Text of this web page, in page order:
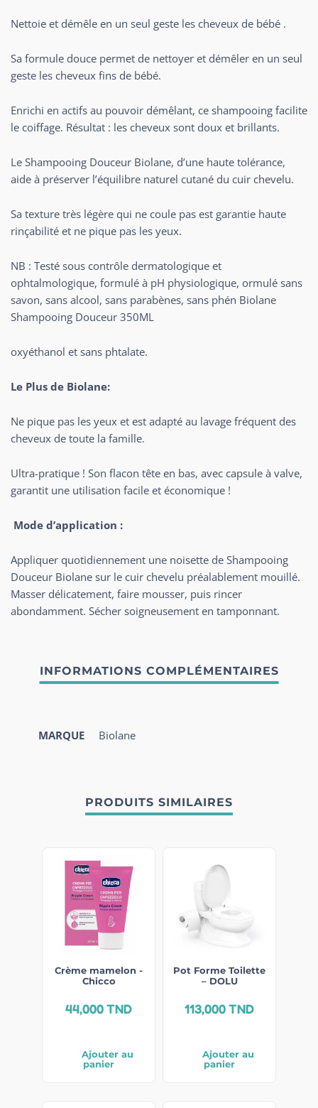
Nettoie et démêle en un seul geste les cheveux de bébé .
Sa formule douce permet de nettoyer et démêler en un seul
geste les cheveux fins de bébé.
Enrichi en actifs au pouvoir démêlant, ce shampooing facilite
le coiffage. Résultat : les cheveux sont doux et brillants.
Le Shampooing Douceur Biolane, d’une haute tolérance,
aide à préserver l’équilibre naturel cutané du cuir chevelu.
Sa texture très légère qui ne coule pas est garantie haute
rinçabilité et ne pique pas les yeux.
NB : Testé sous contrôle dermatologique et
ophtalmologique, formulé à pH physiologique, ormulé sans
savon, sans alcool, sans parabènes, sans phén Biolane
Shampooing Douceur 350ML
oxyéthanol et sans phtalate.
Le Plus de Biolane:
Ne pique pas les yeux et est adapté au lavage fréquent des
cheveux de toute la famille.
Ultra-pratique ! Son flacon tête en bas, avec capsule à valve,
garantit une utilisation facile et économique !
Mode d’application :
Appliquer quotidiennement une noisette de Shampooing
Douceur Biolane sur le cuir chevelu préalablement mouillé.
Masser délicatement, faire mousser, puis rincer
abondamment. Sécher soigneusement en tamponnant.
MARQUE Biolane
PRODUITS SIMILAIRES
Crème mamelon -
Chicco
44,000TND
Ajouter au
panier
Pot Forme Toilette
– DOLU
113,000TND
Ajouter au
panier